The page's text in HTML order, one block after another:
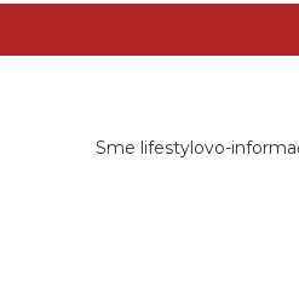
Sme lifestylovo-